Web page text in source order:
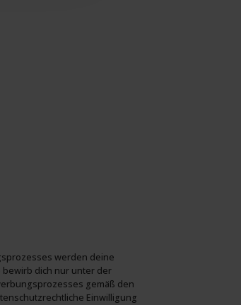
werden deine
dich nur unter der
gemäß den
Ein­willigung